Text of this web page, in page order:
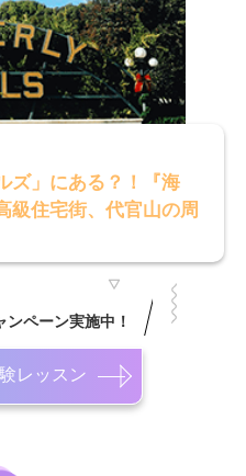
ズ」にある？！『海
級住宅街、代官山の周
ペーン実施中！
レッスン